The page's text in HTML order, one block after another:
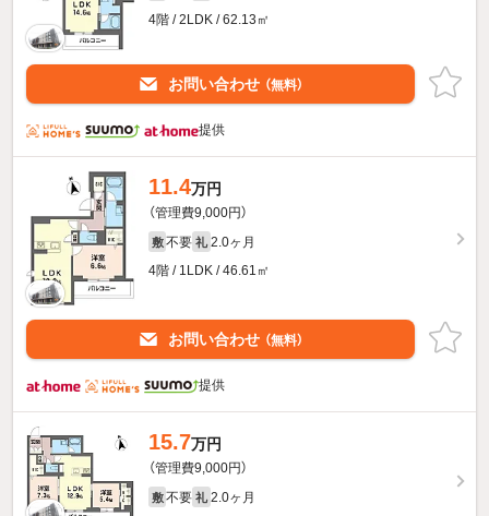
4階 / 2LDK / 62.13㎡
お問い合わせ （無料）
提供
11.4万円
（管理費9,000円）
敷 不要 礼 2.0ヶ月
4階 / 1LDK / 46.61㎡
お問い合わせ （無料）
提供
15.7万円
（管理費9,000円）
敷 不要 礼 2.0ヶ月